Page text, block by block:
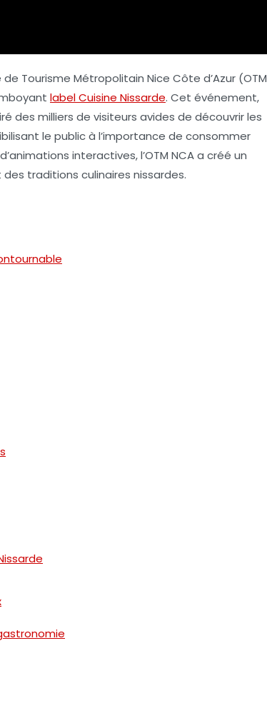
Tourisme Métropolitain Nice Côte d’Azur (OTM
label Cuisine Nissarde. Cet événement,
des milliers de visiteurs avides de découvrir les
le public à l’importance de consommer
interactives, l’OTM NCA a créé un
traditions culinaires nissardes.